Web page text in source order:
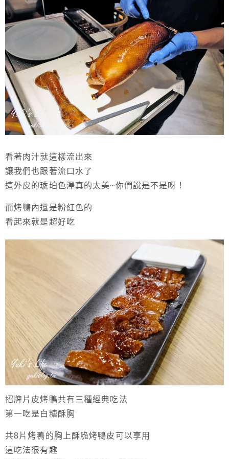
看著肉汁就這樣流出來
讓我們也跟著流口水了
這外皮的琥珀色澤真的太美~你們說是不是呀！
而烤鴨內還是粉紅色的
看起來就是超好吃
招牌片皮烤鴨共有三種經典吃法
第一吃是白糖酥胸
共8片烤鴨的胸上酥脆烤鴨皮可以享用
這吃法很有趣